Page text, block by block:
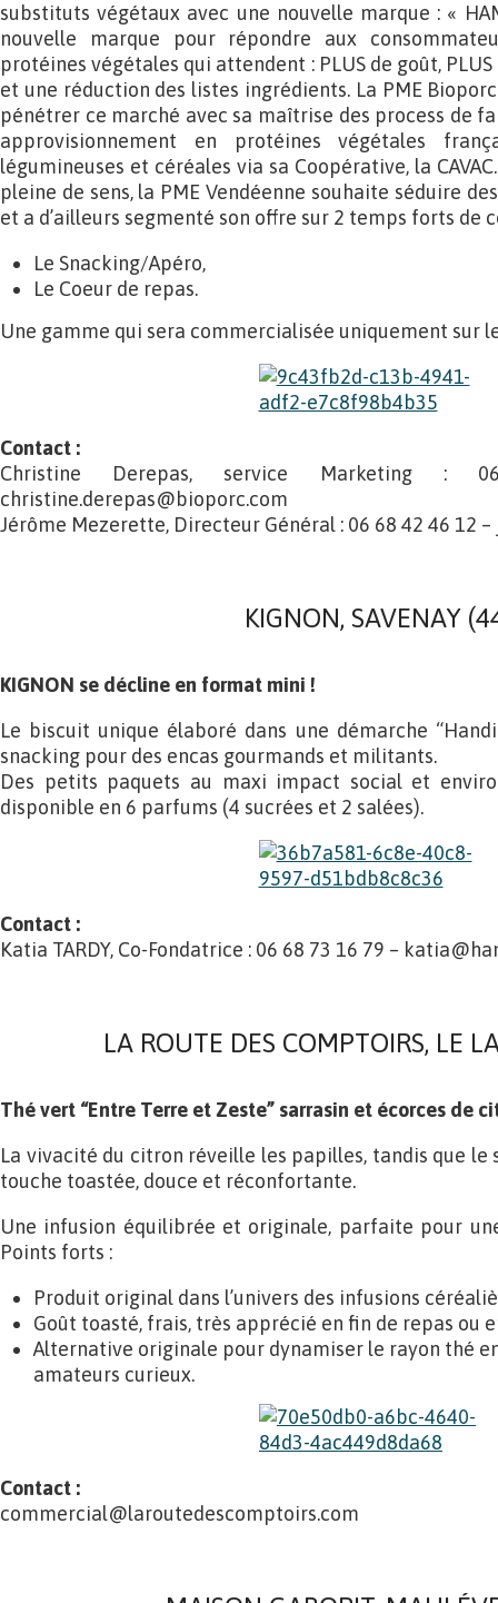
substituts végétaux avec une nouvelle marque : «
nouvelle marque pour répondre aux
protéines végétales qui attendent : PLUS de goût,
et une réduction des listes ingrédients. La PME
pénétrer ce marché avec sa maîtrise des process de
approvisionnement en protéines végétales
légumineuses et céréales via sa Coopérative, la
pleine de sens, la PME Vendéenne souhaite séduire
et a d’ailleurs segmenté son offre sur 2 temps forts de
Le Snacking/Apéro,
Le Coeur de repas.
Une gamme qui sera commercialisée uniquement sur
Contact :
Christine Derepas, service
christine.derepas@bioporc.com
Jérôme Mezerette, Directeur Général : 06 68 42 46 12
KIGNON, SAVENAY
KIGNON se décline en format mini !
Le biscuit unique élaboré dans une démarche
snacking pour des encas gourmands et militants.
Des petits paquets au maxi impact social et
disponible en 6 parfums (4 sucrées et 2 salées).
Contact :
Katia TARDY, Co-Fondatrice : 06 68 73 16 79 –
LA ROUTE DES COMPTOIRS, LE
Thé vert “Entre Terre et Zeste” sarrasin et écorces de
La vivacité du citron réveille les papilles, tandis que
touche toastée, douce et réconfortante.
Une infusion équilibrée et originale, parfaite pour
Points forts :
Produit original dans l’univers des infusions
Goût toasté, frais, très apprécié en fin de repas ou
Alternative originale pour dynamiser le rayon thé
amateurs curieux.
Contact :
commercial@laroutedescomptoirs.com